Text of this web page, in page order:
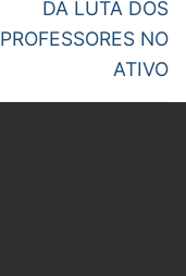
DA LUTA DOS
PROFESSORES NO
ATIVO